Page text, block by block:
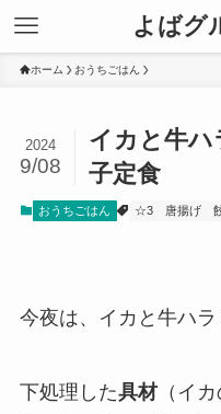
よばグ
ホーム おうちごはん
イカと牛ハ
子定食
2024
9/08
おうちごはん ☆3 唐揚げ
今夜は、イカと牛ハ
下処理した具材（イ